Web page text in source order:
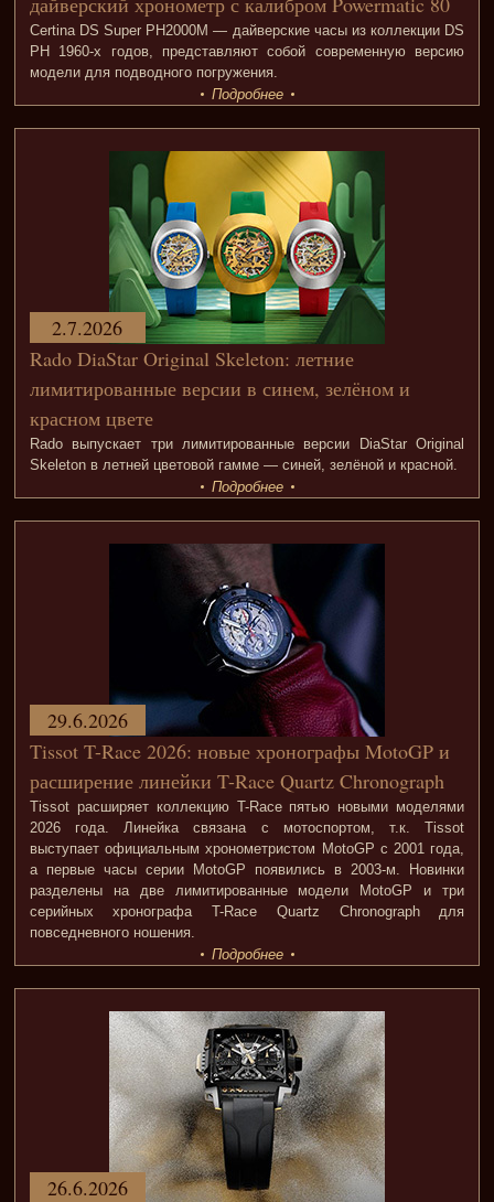
Certina DS Super PH2000M — дайверские часы из коллекции DS
PH 1960-х годов, представляют собой современную версию
модели для подводного погружения.
Подробнее
Rado DiaStar Original Skeleton: летние
лимитированные версии в синем, зелёном и
красном цвете
Rado выпускает три лимитированные версии DiaStar Original
Skeleton в летней цветовой гамме — синей, зелёной и красной.
2.7.2026
Подробнее
Tissot T-Race 2026: новые хронографы MotoGP и
расширение линейки T-Race Quartz Chronograph
Tissot расширяет коллекцию T-Race пятью новыми моделями
2026 года. Линейка связана с мотоспортом, т.к. Tissot
выступает официальным хронометристом MotoGP с 2001 года,
а первые часы серии MotoGP появились в 2003-м. Новинки
разделены на две лимитированные модели MotoGP и три
серийных хронографа T-Race Quartz Chronograph для
повседневного ношения.
29.6.2026
Подробнее
26.6.2026